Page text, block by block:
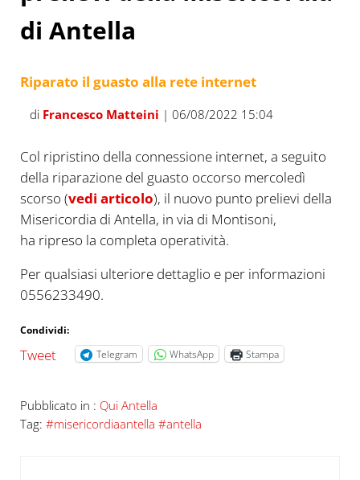
di Antella
Riparato il guasto alla rete internet
di Francesco Matteini | 06/08/2022 15:04
Col ripristino della connessione internet, a seguito
della riparazione del guasto occorso mercoledì
scorso (vedi articolo), il nuovo punto prelievi della
Misericordia di Antella, in via di Montisoni,
ha ripreso la completa operatività.
Per qualsiasi ulteriore dettaglio e per informazioni
0556233490.
Condividi:
Tweet Telegram WhatsApp Stampa
Pubblicato in : Qui Antella
Tag: #misericordiaantella #antella